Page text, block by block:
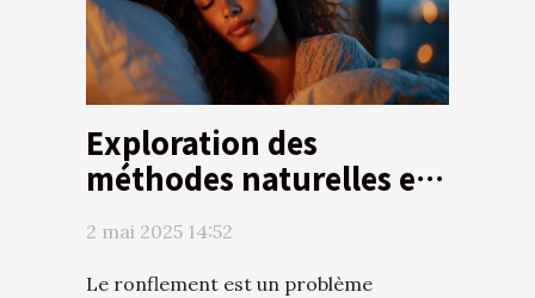
Exploration des
méthodes naturelles et
médicales pour réduire
les ronflements
2 mai 2025 14:52
Le ronflement est un problème